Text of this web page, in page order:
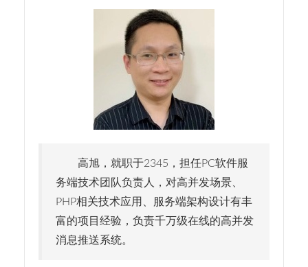
高旭，就职于2345，担任PC软件服
务端技术团队负责人，对高并发场景、
PHP相关技术应用、服务端架构设计有丰
富的项目经验，负责千万级在线的高并发
消息推送系统。